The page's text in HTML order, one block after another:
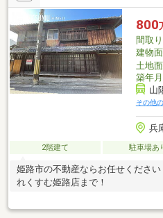
800
間取り
建物
土地
築年月
山
その他
兵
2階建て 駐車場あ
姫路市の不動産ならお任せください
れくすむ姫路店まで！